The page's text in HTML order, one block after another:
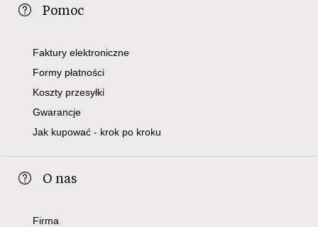
Pomoc
Faktury elektroniczne
Formy płatności
Koszty przesyłki
Gwarancje
Jak kupować - krok po kroku
O nas
Firma